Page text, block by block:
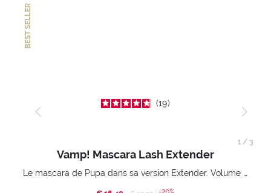
BEST SELLER
19
Vamp! Mascara Lash Extender
Le mascara de Pupa dans sa version Extender. Volume extension 3D. Des cils amplifiés et liftés à l’infini.
1 / 3